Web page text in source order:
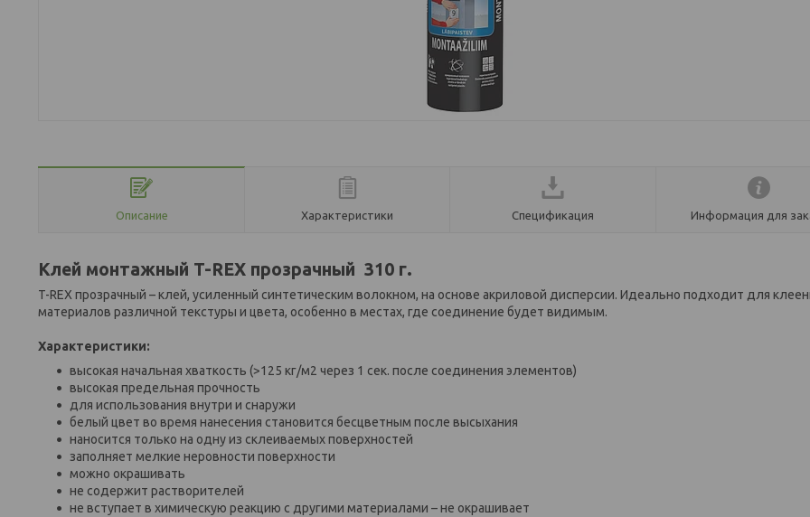
Описание Характеристики Спецификация Информация для
Клей монтажный T-REX прозрачный 310 г.
T-REX прозрачный – клей, усиленный синтетическим волокном, на основе акриловой дисперсии. Идеально подходит для
материалов различной текстуры и цвета, особенно в местах, где соединение будет видимым.
Характеристики:
высокая начальная хваткость (>125 кг/м2 через 1 сек. после соединения элементов)
высокая предельная прочность
для использования внутри и снаружи
белый цвет во время нанесения становится бесцветным после высыхания
наносится только на одну из склеиваемых поверхностей
заполняет мелкие неровности поверхности
можно окрашивать
не содержит растворителей
не вступает в химическую реакцию с другими материалами – не окрашивает